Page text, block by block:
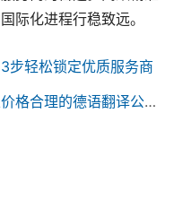
际化进程行稳致远。
步轻松锁定优质服务商
合理的德语翻译公司？